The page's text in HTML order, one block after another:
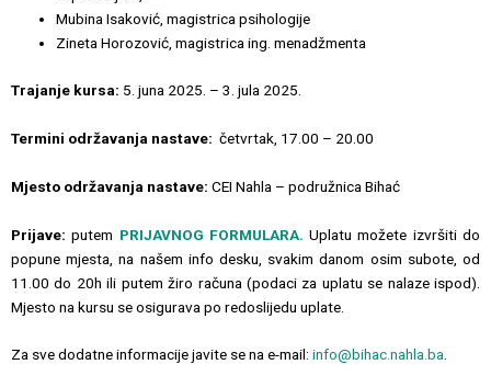
Mubina Isaković, magistrica psihologije
Zineta Horozović, magistrica ing. menadžmenta
Trajanje kursa: 5. juna 2025. – 3. jula 2025.
Termini održavanja nastave: četvrtak, 17.00 – 20.00
Mjesto održavanja nastave: CEI Nahla – podružnica Bihać
Prijave: putem PRIJAVNOG FORMULARA.Uplatu možete izvršiti do
popune mjesta, na našem info desku, svakim danom osim subote, od
11.00 do 20h ili putem žiro računa (podaci za uplatu se nalaze ispod).
Mjesto na kursu se osigurava po redoslijedu uplate.
Za sve dodatne informacije javite se na e-mail: info@bihac.nahla.ba.